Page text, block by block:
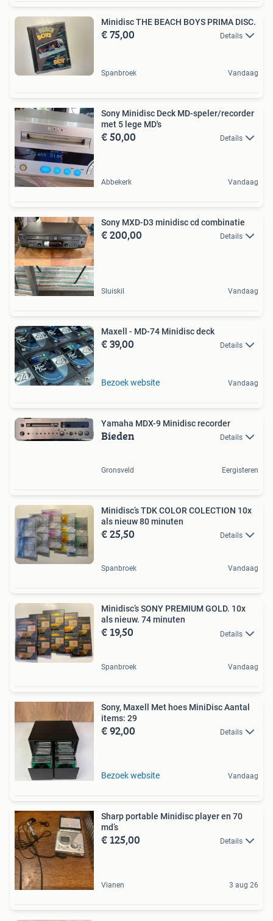
Minidisc THE BEACH BOYS PRIMA DISC.
€ 75,00 Details
Spanbroek Vandaag
Sony Minidisc Deck MD-speler/recorder
met 5 lege MD's
€ 50,00 Details
Abbekerk Vandaag
Sony MXD-D3 minidisc cd combinatie
€ 200,00 Details
Sluiskil Vandaag
Maxell - MD-74 Minidisc deck
€ 39,00 Details
Bezoek website Vandaag
Yamaha MDX-9 Minidisc recorder
Bieden Details
Gronsveld Eergisteren
Minidisc’s TDK COLOR COLECTION 10x
als nieuw 80 minuten
€ 25,50 Details
Spanbroek Vandaag
Minidisc’s SONY PREMIUM GOLD. 10x
als nieuw. 74 minuten
€ 19,50 Details
Spanbroek Vandaag
Sony, Maxell Met hoes MiniDisc Aantal
items: 29
€ 92,00 Details
Bezoek website Vandaag
Sharp portable Minidisc player en 70
md’s
€ 125,00 Details
Vianen 3 aug 26